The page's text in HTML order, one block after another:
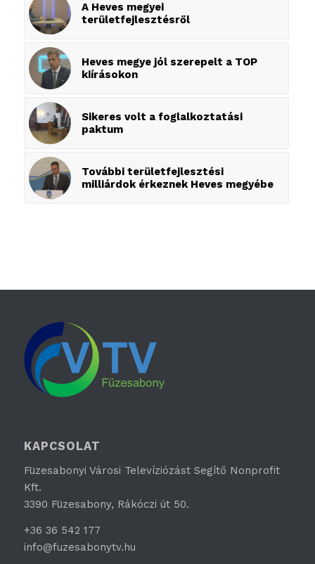
A Heves megyei
területfejlesztésről
Heves megye jól szerepelt a TOP
kiírásokon
Sikeres volt a foglalkoztatási
paktum
További területfejlesztési
milliárdok érkeznek Heves megyébe
KAPCSOLAT
Füzesabonyi Városi Televíziózást Segítő Nonprofit
Kft.
3390 Füzesabony, Rákóczi út 50.
+36 36 542 177
info@fuzesabonytv.hu